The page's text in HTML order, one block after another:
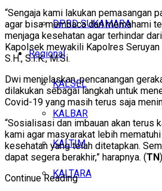
DPRD SUKAMARA
Regional
KALSEL
KALBAR
KALTIM
KALTARA
“Sengaja kami lakukan pemasangan
agar bisa membaca dan memahami
menjaga kesehatan agar terhindar
Kapolsek mewakili Kapolres
S.H., S.I.K., M.Si.
Dwi menjelaskan, pencanangan
dilakukan sebagai langkah untuk
Covid-19 yang masih terus saja
“Sosialisasi dan imbauan akan terus
kami agar masyarakat lebih
kesehatan yang telah ditetapkan.
dapat segera berakhir,” harapnya. (TN)
Continue Reading